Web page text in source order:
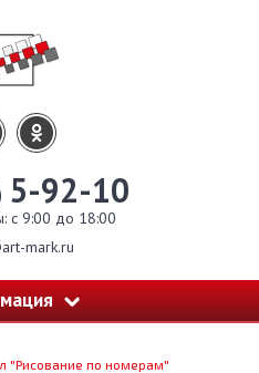
5-92-10
c 9:00 до 18:00
mark.ru
"Рисование по номерам"